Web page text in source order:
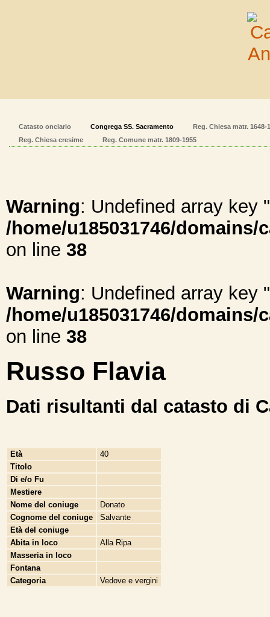
Catasto onciario Congrega SS. Sacramento
Reg. Chiesa matr. 1648-
Reg. Chiesa cresime
Reg. Comune matr. 1809-1955
Warning: Undefined array key
/home/u185031746/
on line 38
Warning: Undefined array key
/home/u185031746/
on line 38
Russo Flavia
Dati risultanti dal catasto di
Età
40
Titolo
Di e/o Fu
Mestiere
Nome del coniuge
Donato
Cognome del coniuge
Salvante
Età del coniuge
Abita in loco
Alla Ripa
Masseria in loco
Fontana
Categoria
Vedove e vergini